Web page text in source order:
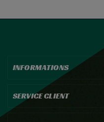
INFORMATIONS
SERVICE CLIENT